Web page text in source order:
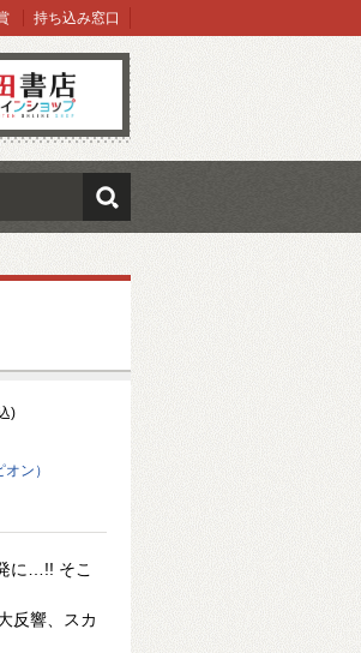
ップ
持ち込み窓口
検索
)
ン）
に…!! そこ
反響、スカ